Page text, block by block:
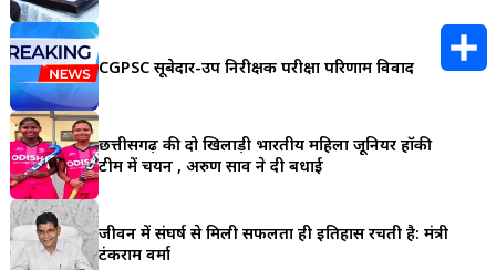
CGPSC सूबेदार-उप निरीक्षक परीक्षा परिणाम विवाद
छत्तीसगढ़ की दो खिलाड़ी भारतीय महिला जूनियर हॉकी
टीम में चयन , अरुण साव ने दी बधाई
जीवन में संघर्ष से मिली सफलता ही इतिहास रचती है: मंत्री
टंकराम वर्मा
r